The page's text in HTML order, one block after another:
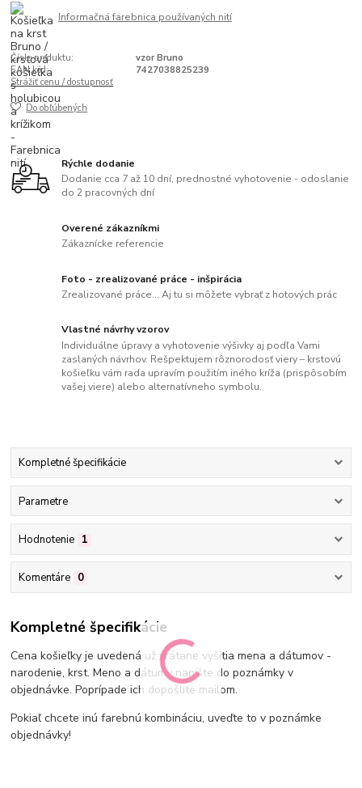
Informačná farebnica používaných nití
Číslo produktu:
vzor Bruno
EAN kód:
7427038825239
Strážiť cenu / dostupnosť
Do obľúbených
Rýchle dodanie
Dodanie cca 7 až 10 dní, prednostné vyhotovenie - odoslanie
do 2 pracovných dní
Overené zákazníkmi
Zákaznícke referencie
Foto - zrealizované práce - inšpirácia
Zrealizované práce... Aj tu si môžete vybrať z hotových prác
Vlastné návrhy vzorov
Individuálne úpravy a vyhotovenie výšivky aj podľa Vami
zaslaných návrhov. Rešpektujem rôznorodosť viery – krstovú
košieľku vám rada upravím použitím iného kríža (prispôsobím
vašej viere) alebo alternatívneho symbolu.
Kompletné špecifikácie
Parametre
Hodnotenie 1
Komentáre 0
Kompletné špecifikácie
Cena košieľky je uvedená už vrátane vyšitia mena a dátumov -
narodenie, krst. Meno a dátumy napíšte do poznámky v
objednávke. Poprípade ich dopošlite mailom.
Pokiaľ chcete inú farebnú kombináciu, uveďte to v poznámke
objednávky!